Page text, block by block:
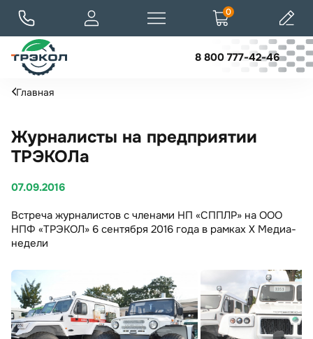
8 800 777-42-46
0
Главная
Журналисты на предприятии
ТРЭКОЛа
07.09.2016
Встреча журналистов с членами НП «СППЛР» на ООО
НПФ «ТРЭКОЛ» 6 сентября 2016 года в рамках X Медиа-
недели